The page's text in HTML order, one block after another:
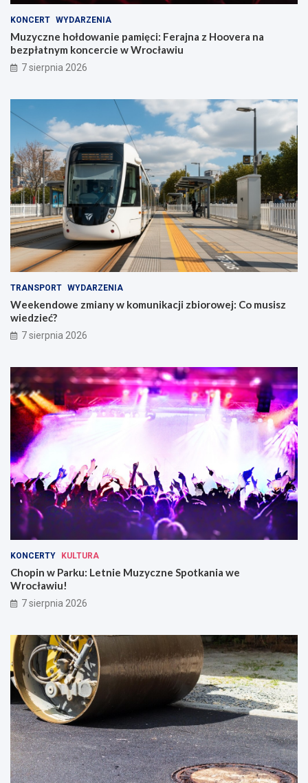
KONCERT WYDARZENIA
Muzyczne hołdowanie pamięci: Ferajna z Hoovera na
bezpłatnym koncercie w Wrocławiu
7 sierpnia 2026
TRANSPORT WYDARZENIA
Weekendowe zmiany w komunikacji zbiorowej: Co musisz
wiedzieć?
7 sierpnia 2026
KONCERTY KULTURA
Chopin w Parku: Letnie Muzyczne Spotkania we
Wrocławiu!
7 sierpnia 2026